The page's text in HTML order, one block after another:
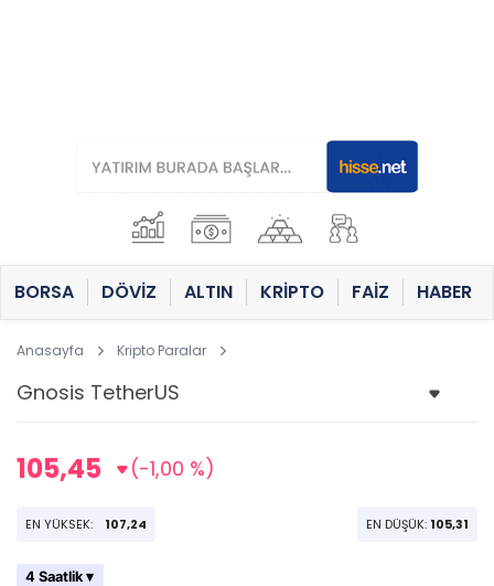
BORSA DÖVİZ ALTIN KRİPTO FAİZ HABER
Anasayfa Kripto Paralar
105,45 (-1,00 %)
EN YÜKSEK: 107,24 EN DÜŞÜK: 105,31
4 Saatlik ▾